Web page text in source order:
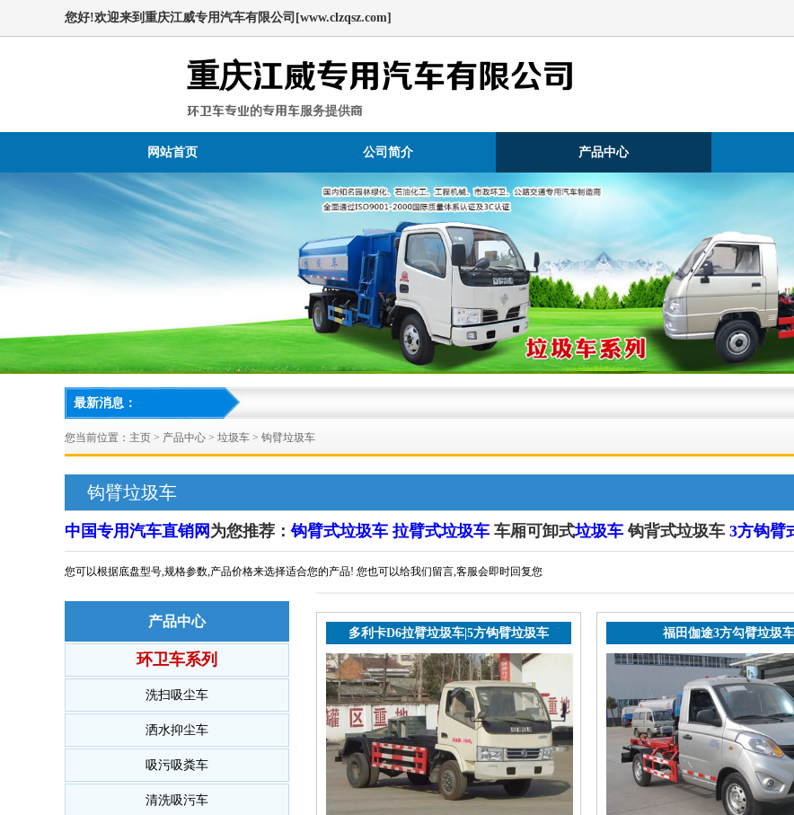
您好!欢迎来到重庆江威专用汽车有限公司[www.clzqsz.com]
重庆江威专用汽车有限公司
环卫车专业的专用车服务提供商
网站首页 公司简介 产品中心
最新消息：
您当前位置： 主页 > 产品中心 > 垃圾车 > 钩臂垃圾车
钩臂垃圾车
中国专用汽车直销网 为您推荐：钩臂式垃圾车 拉臂式垃圾车 车厢可卸式垃圾车 钩背式垃圾车 3方钩臂
您可以根据底盘型号,规格参数,产品价格来选择适合您的产品! 您也可以给我们留言,客服会即时回复您
产品中心
环卫车系列
洗扫吸尘车
洒水抑尘车
吸污吸粪车
清洗吸污车
多利卡D6拉臂垃圾车|5方钩臂垃圾车 福田伽途3方勾臂垃圾车